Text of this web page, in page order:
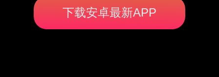
下载安卓最新APP